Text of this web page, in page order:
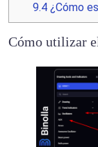
9.4 ¿Cómo
Cómo utilizar